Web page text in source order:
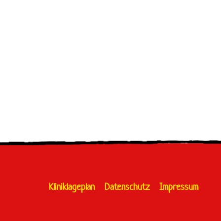
Kliniklageplan Datenschutz Impressum